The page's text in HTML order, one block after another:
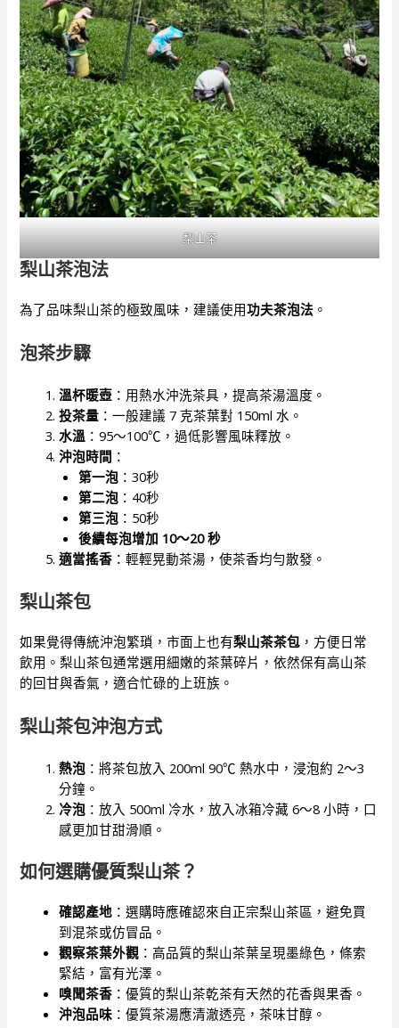
梨山茶
梨山茶泡法
為了品味梨山茶的極致風味，建議使用功夫茶泡法 。
泡茶步驟
溫杯暖壺 ：用熱水沖洗茶具，提高茶湯溫度。
投茶量 ：一般建議 7 克茶葉對 150ml 水。
水溫 ：95～100℃，過低影響風味釋放。
沖泡時間 ：
第一泡 ：30秒
第二泡 ：40秒
第三泡 ：50秒
後續每泡增加 10～20 秒
適當搖香 ：輕輕晃動茶湯，使茶香均勻散發。
梨山茶包
如果覺得傳統沖泡繁瑣，市面上也有梨山茶茶包 ，方便日常
飲用。梨山茶包通常選用細嫩的茶葉碎片，依然保有高山茶
的回甘與香氣，適合忙碌的上班族。
梨山茶包沖泡方式
熱泡 ：將茶包放入 200ml 90℃ 熱水中，浸泡約 2～3
分鐘。
冷泡 ：放入 500ml 冷水，放入冰箱冷藏 6～8 小時，口
感更加甘甜滑順。
如何選購優質梨山茶？
確認產地 ：選購時應確認來自正宗梨山茶區，避免買
到混茶或仿冒品。
觀察茶葉外觀 ：高品質的梨山茶葉呈現墨綠色，條索
緊結，富有光澤。
嗅聞茶香 ：優質的梨山茶乾茶有天然的花香與果香。
沖泡品味 ：優質茶湯應清澈透亮，茶味甘醇。